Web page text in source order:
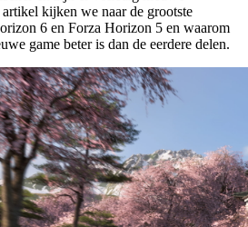
kijken we naar de grootste
6 en Forza Horizon 5 en waarom
game beter is dan de eerdere delen.